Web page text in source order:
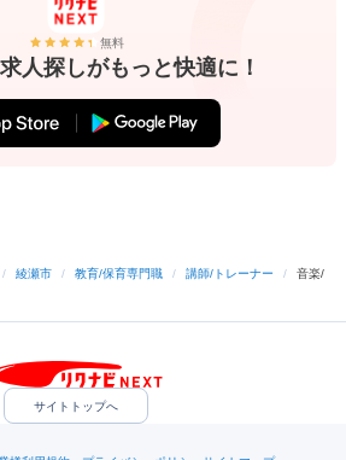
無料
人探しがもっと快適に！
/ 綾瀬市 / 教育/保育専門職 / 講師/トレーナー /
音楽/
サイトトップへ